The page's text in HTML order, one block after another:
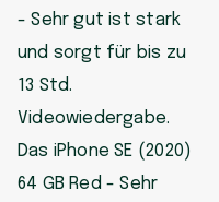
- Sehr gut ist stark
und sorgt für bis zu
13 Std.
Videowiedergabe.
Das iPhone SE (2020)
64 GB Red - Sehr